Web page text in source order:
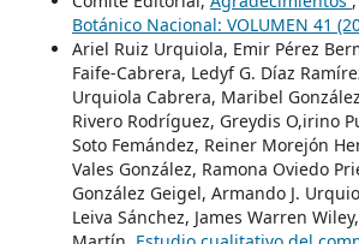
Botánico Nacional: VOLUMEN 41
Ariel Ruiz Urquiola, Emir Pérez
Faife-Cabrera, Ledyf G. Díaz
Urquiola Cabrera, Maribel
Rivero Rodríguez, Greydis O,irino
Soto Femández, Reiner Morejón
Vales González, Ramona Oviedo
González Geigel, Armando J.
Leiva Sánchez, James Warren